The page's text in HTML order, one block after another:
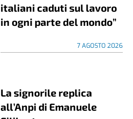
italiani caduti sul lavoro
in ogni parte del mondo”
7 AGOSTO 2026
La signorile replica
all’Anpi di Emanuele